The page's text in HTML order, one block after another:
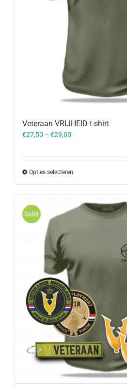
Veteraan VRIJHEID t-shirt
€27,50 – €29,00
Opties selecteren
Sale!